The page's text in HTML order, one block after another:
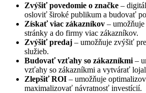
Zvýšiť povedomie o značke –
osloviť široké publikum a budovať
Získať viac zákazníkov –
stránky a do firmy viac zákazníkov.
Zvýšiť predaj – umožňuje zvýšiť
služieb.
Budovať vzťahy so zákazníkmi –
vzťahy so zákazníkmi a vytvárať
Zlepšiť ROI – umožňuje
maximalizovať návratnosť investícií.